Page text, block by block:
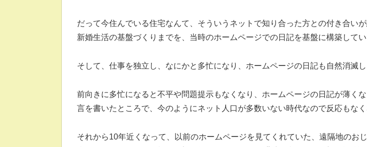
だって今住んでいる住宅なんて、そういうネットで知り合った方との付き合い
新婚生活の基盤づくりまでを、当時のホームページでの日記を基盤に構築してい
そして、仕事を独立し、なにかと多忙になり、ホームページの日記も自然消滅し
前向きに多忙になると不平や問題提示もなくなり、ホームページの日記が薄く
言を書いたところで、今のようにネット人口が多数いない時代なので反応もなく
それから10年近くなって、以前のホームページを見てくれていた、遠隔地のお